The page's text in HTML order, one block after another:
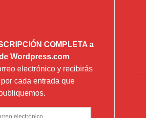
COMPLETA a
Wordpress.com
electrónico y recibirás
cada entrada que